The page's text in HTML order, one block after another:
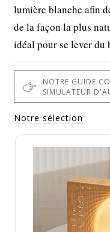
lumière blanche afin
de la façon la plus
idéal pour se lever du
NOTRE GUIDE
SIMULATEUR
Notre sélection